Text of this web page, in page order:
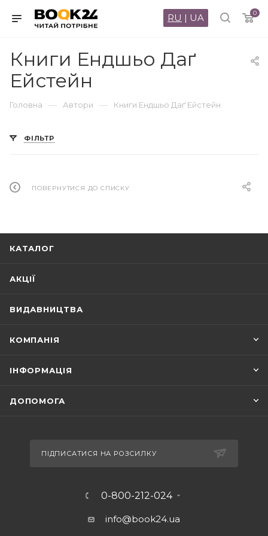
0
RU | UA
Книги Ендшьо Даґ
Ейстейн
Головна — Автори — Книги Ендшьо Даґ Ейстейн
ФІЛЬТР
ПОВЕРНУТИСЯ ДО СПИСКУ
КАТАЛОГ
АКЦІЇ
ВИДАВНИЦТВА
КОМПАНІЯ
ІНФОРМАЦІЯ
ДОПОМОГА
ПІДПИСАТИСЯ НА РОЗСИЛКУ
0-800-212-024
info@book24.ua